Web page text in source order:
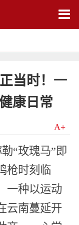
当时！一
康日常
A+
“玫瑰马”即
枪时刻临
一种以运动
云南蔓延开